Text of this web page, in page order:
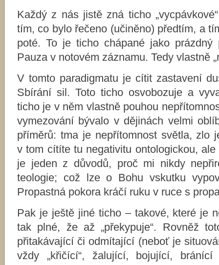
Každý z nás jistě zná ticho
tím, co bylo řečeno (učiněno) předtím, a
poté. To je ticho chápané jako prázdný
Pauza v notovém záznamu. Tedy vlastně
V tomto paradigmatu je cítit zastavení
Sbírání sil. Toto ticho osvobozuje a
ticho je v něm vlastně pouhou
vymezování bývalo v dějinách velmi
příměrů: tma je nepřítomnost světla, zlo
v tom cítíte tu negativitu ontologickou,
je jeden z důvodů, proč mi nikdy
teologie; což lze o Bohu vskutku
Propastná pokora kráčí ruku v ruce s
Pak je ještě jiné ticho – takové, které je
tak plné, že až „překypuje“. Rovněž
přitakávající či odmítající (neboť je
vždy „křičící“, žalující, bojující,